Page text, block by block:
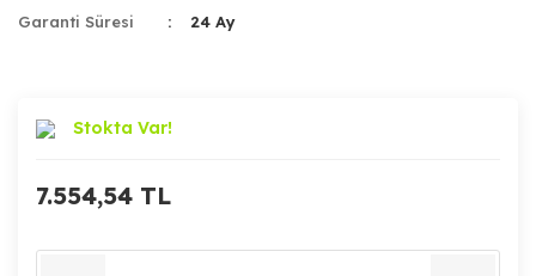
Garanti Süresi
24 Ay
Stokta Var!
7.554,54 TL